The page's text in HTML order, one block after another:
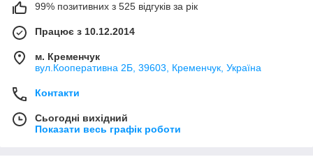
99% позитивних з 525 відгуків за рік
Працює з 10.12.2014
м. Кременчук
вул.Кооперативна 2Б, 39603, Кременчук, Україна
Контакти
Сьогодні вихідний
Показати весь графік роботи